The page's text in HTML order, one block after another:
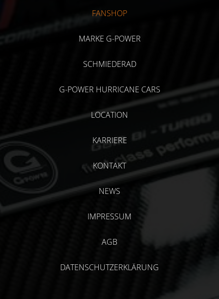
FANSHOP
MARKE G-POWER
SCHMIEDERAD
G-POWER HURRICANE CARS
LOCATION
KARRIERE
KONTAKT
NEWS
IMPRESSUM
AGB
DATENSCHUTZERKLÄRUNG